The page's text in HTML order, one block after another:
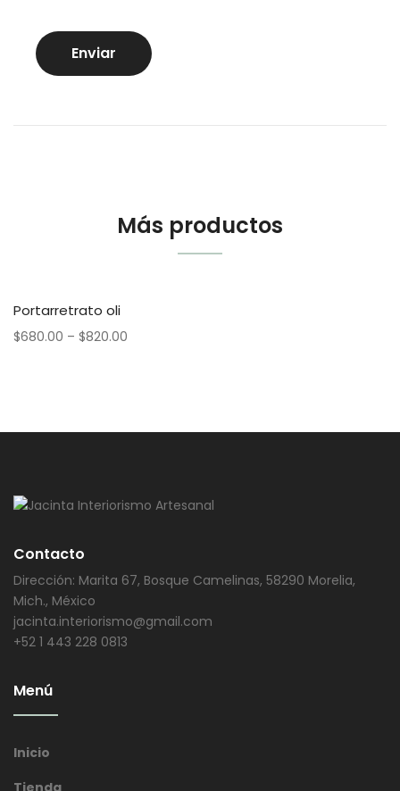
Más productos
Portarretrato oli
$680.00 – $820.00
Contacto
Dirección: Marita 67, Bosque Camelinas, 58290 Morelia,
Mich., México
jacinta.interiorismo@gmail.com
+52 1 443 228 0813
Menú
Inicio